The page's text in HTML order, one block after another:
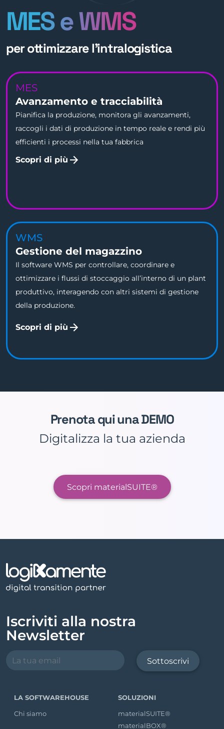
MES e WMS
per ottimizzare l’intralogistica
MES
Avanzamento e tracciabilità
Pianifica la produzione, monitora gli avanzamenti,
raccogli i dati di produzione in tempo reale e rendi più
efficienti i processi nella tua fabbrica
Scopri di più
WMS
Gestione del magazzino
Il software WMS per controllare, coordinare e
ottimizzare i flussi di stoccaggio all’interno di un plant
produttivo, interagendo con altri sistemi di gestione
della produzione.
Scopri di più
Prenota qui una DEMO
Digitalizza la tua azienda
Scopri materialSUITE®
Iscriviti alla nostra
Newsletter
Sottoscrivi
LA SOFTWAREHOUSE
Chi siamo
SOLUZIONI
materialSUITE®
materialBOX®